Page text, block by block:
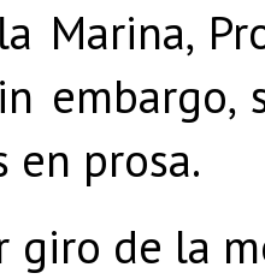
Marina,
en prosa.
giro de la